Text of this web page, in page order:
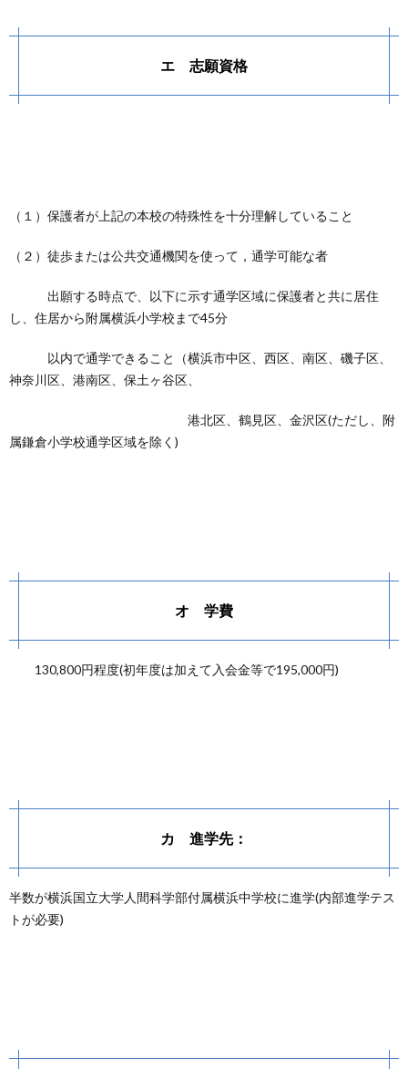
エ 志願資格
（１）保護者が上記の本校の特殊性を十分理解していること
（２）徒歩または公共交通機関を使って，通学可能な者
出願する時点で、以下に示す通学区域に保護者と共に居住
し、住居から附属横浜小学校まで45分
以内で通学できること（横浜市中区、西区、南区、磯子区、
神奈川区、港南区、保土ヶ谷区、
港北区、鶴見区、金沢区(ただし、附
属鎌倉小学校通学区域を除く)
オ 学費
130,800円程度(初年度は加えて入会金等で195,000円)
カ 進学先：
半数が横浜国立大学人間科学部付属横浜中学校に進学(内部進学テス
トが必要)